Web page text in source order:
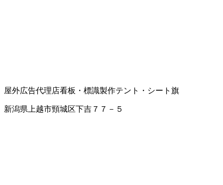
屋外広告代理店看板・標識製作テント・シート 旗
新潟県上越市頸城区下吉７７－５